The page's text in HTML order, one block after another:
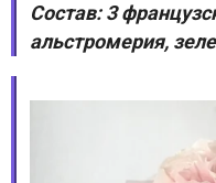
Состав: 3
альстромерия,